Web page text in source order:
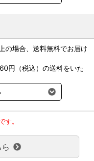
の場合、送料無料でお届け
円（税込）の送料をいた
届けにつきましては、1
上で配送無料となります。
合の送料負担は、１回分
は、大型商品送料のみご
す。